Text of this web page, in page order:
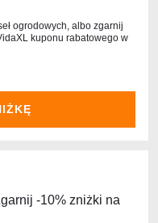
ogrodowych, albo zgarnij
kuponu rabatowego w
-10% zniżki na